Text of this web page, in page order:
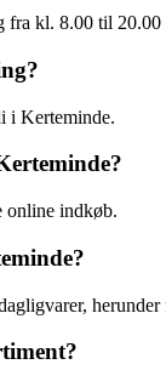
kl. 8.00 til
i Kerteminde.
indkøb.